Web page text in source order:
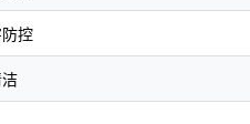
控